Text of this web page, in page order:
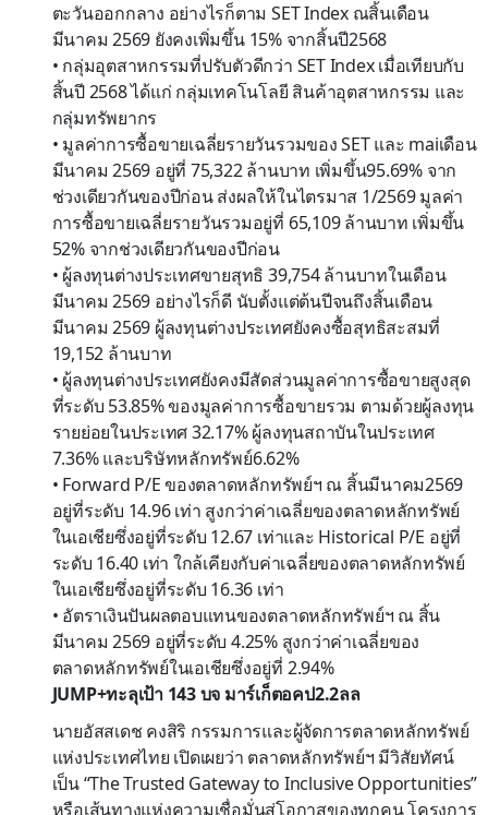
ตะวันออกกลาง อย่างไรก็ตาม SET Index ณสิ้นเดือน
มีนาคม 2569 ยังคงเพิ่มขึ้น 15% จากสิ้นปี2568
• กลุ่มอุตสาหกรรมที่ปรับตัวดีกว่า SET Indexเมื่อเทียบกับ
สิ้นปี2568ได้แก่ กลุ่มเทคโนโลยี สินค้าอุตสาหกรรม และ
กลุ่มทรัพยากร
• มูลค่าการซื้อขายเฉลี่ยรายวันรวมของSETและ maiเดือน
มีนาคม2569 อยู่ที่ 75,322 ล้านบาท เพิ่มขึ้น95.69% จาก
ช่วงเดียวกันของปีก่อนส่งผลให้ในไตรมาส 1/2569 มูลค่า
การซื้อขายเฉลี่ยรายวันรวมอยู่ที่ 65,109 ล้านบาท เพิ่มขึ้น
52% จากช่วงเดียวกันของปีก่อน
• ผู้ลงทุนต่างประเทศขายสุทธิ 39,754ล้านบาทในเดือน
มีนาคม 2569 อย่างไรก็ดี นับตั้งแต่ต้นปีจนถึงสิ้นเดือน
มีนาคม 2569 ผู้ลงทุนต่างประเทศยังคงซื้อสุทธิสะสมที่
19,152 ล้านบาท
• ผู้ลงทุนต่างประเทศยังคงมีสัดส่วนมูลค่าการซื้อขายสูงสุด
ที่ระดับ 53.85%ของมูลค่าการซื้อขายรวม ตามด้วยผู้ลงทุน
รายย่อยในประเทศ32.17%ผู้ลงทุนสถาบันในประเทศ
7.36%และบริษัทหลักทรัพย์6.62%
• Forward P/Eของตลาดหลักทรัพย์ฯ ณ สิ้นมีนาคม2569
อยู่ที่ระดับ 14.96เท่า สูงกว่าค่าเฉลี่ยของตลาดหลักทรัพย์
ในเอเชียซึ่งอยู่ที่ระดับ 12.67 เท่าและ Historical P/E อยู่ที่
ระดับ 16.40 เท่า ใกล้เคียงกับค่าเฉลี่ยของตลาดหลักทรัพย์
ในเอเชียซึ่งอยที่ระดับ 16.36 เท่า
• อัตราเงินปันผลตอบแทนของตลาดหลักทรัพย์ฯ ณ สิ้น
มีนาคม 2569 อยู่ที่ระดับ 4.25% สูงกว่าค่าเฉลี่ยของ
ตลาดหลักทรัพย์ในเอเชียซึ่งอยู่ที่ 2.94%
JUMP+ทะลุเป้า 143 บจ มาร์เก็ตอคป2.2ลล
นายอัสสเดช คงสิริ กรรมการและผู้จัดการตลาดหลักทรัพย์
แห่งประเทศไทย เปิดเผยว่า ตลาดหลักทรัพย์ฯ มีวิสัยทัศน์
เป็น“The Trusted Gateway to Inclusive Opportunities”
หรือเส้นทางแห่งความเชื่อมั่นสู่โอกาสของทุกคนโครงการ